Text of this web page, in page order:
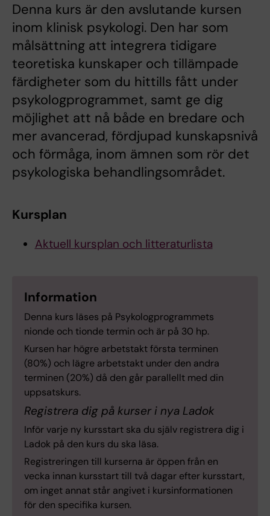
Denna kurs är den avslutande kursen
inom klinisk psykologi. Den har som
målsättning att integrera tidigare
teoretiska kunskaper och tillämpade
färdigheter som du hittills fått under
psykologprogrammet, samt ge dig
möjlighet att nå både en bredare och
mer avancerad, fördjupad kunskapsnivå
och förmåga, inom ämnen som rör det
psykologiska behandlingsområdet.
Kursplan
Aktuell kursplan och litteraturlista
Information
Denna kurs läses på Psykologprogrammets
nionde och tionde termin och är på 30 hp.
Kursen har högre arbetstakt första terminen
(80%) och lägre arbetstakt under den andra
terminen (20%) då den går parallellt med din
uppsatskurs.
Registrera dig på kurser i nya Ladok
Inför varje ny kursstart ska du själv registrera dig i
Ladok på den kurs du ska läsa.
Registreringen till kurserna är öppen från en
vecka innan kursstart till två dagar efter kursstart,
om inget annat står angivet i kursinformationen
för den specifika kursen.